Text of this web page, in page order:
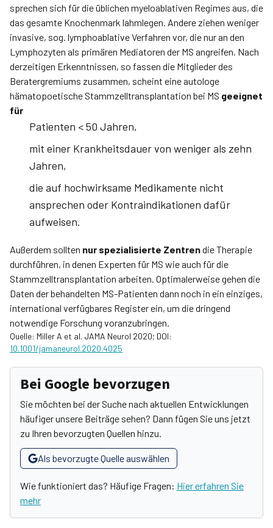
sprechen sich für die üblichen myeloablativen Regimes aus, die
das gesamte Knochenmark lahmlegen. Andere ziehen weniger
invasive, sog. lymphoablative Verfahren vor, die nur an den
Lymphozyten als primären Mediatoren der MS angreifen. Nach
derzeitigen Erkenntnissen, so fassen die Mitglieder des
Beratergremiums zusammen, scheint eine autologe
hämatopoetische Stammzelltransplantation bei MS geeignet
für
Patienten < 50 Jahren,
mit einer Krankheitsdauer von weniger als zehn
Jahren,
die auf hochwirksame Medikamente nicht
ansprechen oder Kontraindikationen dafür
aufweisen.
Außerdem sollten nur spezialisierte Zentrendie Therapie
durchführen, in denen Experten für MS wie auch für die
Stammzelltransplantation arbeiten. Optimalerweise gehen die
Daten der behandelten MS-Patienten dann noch in ein einziges,
international verfügbares Register ein, um die dringend
notwendige Forschung voranzubringen.
Quelle: Miller A et al. JAMA Neurol 2020; DOI:
10.1001/jamaneurol.2020.4025
Bei Google bevorzugen
Sie möchten bei der Suche nach aktuellen Entwicklungen
häufiger unsere Beiträge sehen? Dann fügen Sie uns jetzt
zu Ihren bevorzugten Quellen hinzu.
Als bevorzugte Quelle auswählen
Wie funktioniert das? Häufige Fragen: Hier erfahren Sie
mehr